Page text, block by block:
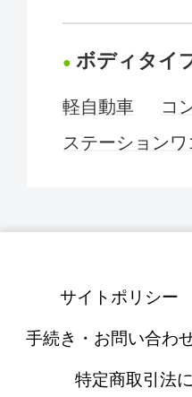
ボディタイ
軽自動車 コ
ステーションワ
サイトポリシー
手続き・お問い合わ
特定商取引法